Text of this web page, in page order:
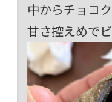
中からチョコ
甘さ控えめで